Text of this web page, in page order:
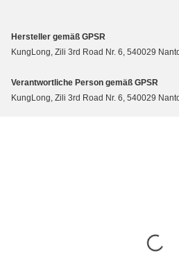
Hersteller gemäß GPSR
KungLong, Zili 3rd Road Nr. 6, 540029
Verantwortliche Person gemäß GPSR
KungLong, Zili 3rd Road Nr. 6, 540029